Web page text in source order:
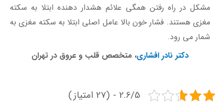
مشکل در راه رفتن همگی علائم هشدار دهنده ابتلا به سکته
مغزی هستند. فشار خون بالا عامل اصلی ابتلا به سکته مغزی به
شمار می رود.
دکتر نادر افشاری، متخصص قلب و عروق در تهران
2.6/5 - (27 امتیاز)